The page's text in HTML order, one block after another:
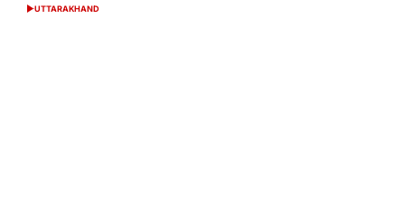
POSTED
UTTARAKHAND